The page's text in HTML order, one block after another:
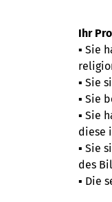
Ihr
▪ Sie
▪ Sie
▪ Sie
▪ Sie
diese
▪ Sie
des
▪ Die